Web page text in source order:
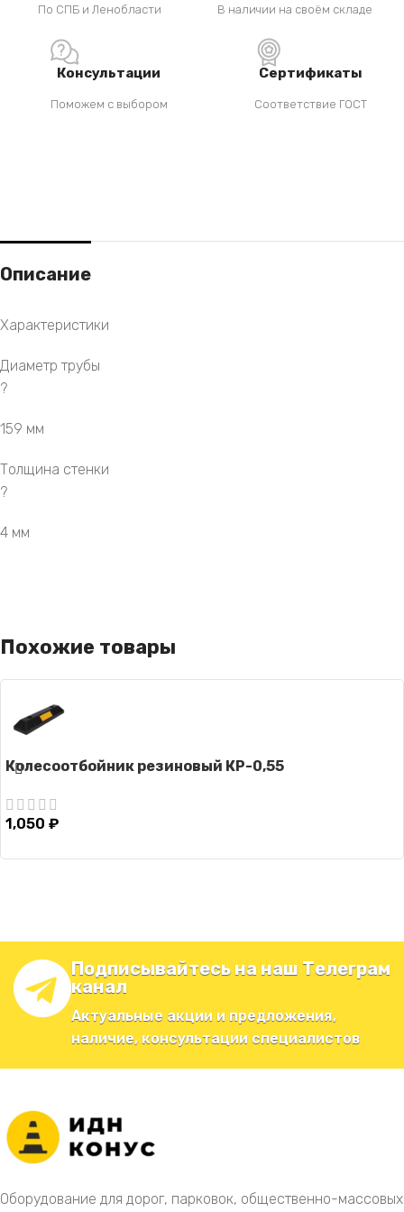
По СПБ и Ленобласти В наличии на своём складе
Консультации
Поможем с выбором
Сертификаты
Соответствие ГОСТ
Описание
Характеристики
Диаметр трубы
?
159 мм
Толщина стенки
?
4 мм
Похожие товары
Колесоотбойник резиновый КР-0,55
1,050 ₽
Подписывайтесь на наш Телеграм
канал
Актуальные акции и предложения,
наличие, консультации специалистов
Оборудование для дорог, парковок, общественно-массовых